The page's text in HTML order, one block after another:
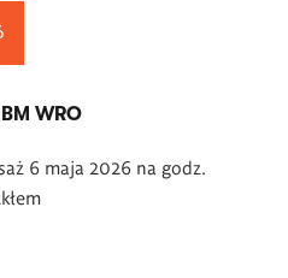
WRO
6 maja 2026 na godz.